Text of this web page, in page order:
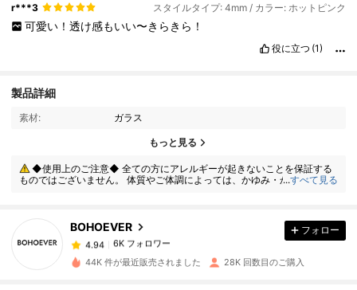
r***3 スタイルタイプ: 4mm / カラー: ホットピンク
可愛い！透け感もいい〜きらきら！
役に立つ (1)
製品詳細
素材: ガラス
もっと見る
◆使用上のご注意◆ 全ての方にアレルギーが起きないことを保証する
ものではございません。 体質やご体調によっては、かゆみ・かぶれが生じ
...すべて見る
BOHOEVER
4.94 6K フォロワー
4.94
6K フォロワー
r***n
は1日前に購入しました
フォロー
44K 件が最近販売されました 28K 回数目のご購入